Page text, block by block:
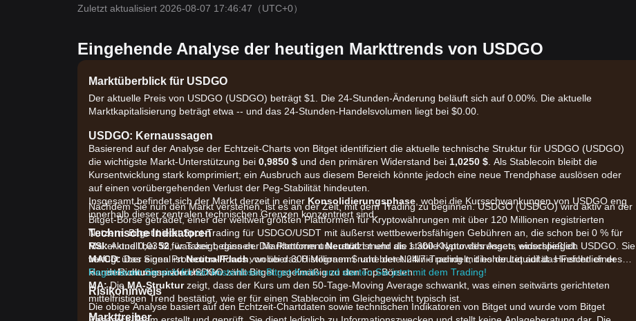
Zuletzt aktualisiert 2026-08-07 17:46:47 （UTC+0）
Eingehende Analyse der heutigen Markttrends von USDGO
Marktüberblick für USDGO
Der aktuelle Preis von USDGO (USDGO) beträgt $1. Die 24-Stunden-Änderung beläuft sich auf 0.00%. Die aktuelle
Marktkapitalisierung beträgt etwa -- und das 24-Stunden-Handelsvolumen liegt bei $0.00.
USDGO: Kernaussagen
Basierend auf der Analyse der Echtzeit-Charts von Bitget identifiziert die aktuelle technische Struktur für USDGO (USDGO)
die wichtigste Markt-Unterstützung bei 0,9850 $ und den primären Widerstand bei 1,0250 $ . Als Stablecoin bleibt die
Kursentwicklung stark komprimiert; ein Ausbruch aus diesem Bereich könnte jedoch eine neue Trendphase auslösen oder
auf einen vorübergehenden Verlust der Peg-Stabilität hindeuten.
Insgesamt befindet sich der Markt derzeit in einer Konsolidierungsphase , wobei die Kursschwankungen von USDGO eng
innerhalb dieser zentralen technischen Grenzen konzentriert sind.
Technische Indikatoren
RSI:Aktuell bei52, was zeigt, dass der MarktmomentNeutralist und die stabile Natur des Assets widerspiegelt.
MACD:Das Signal istNeutral/Flach, wobei das Histogramm nahe der Nulllinie pendelt; dies deutet auf das Fehlen einer
klaren Richtungspräferenz hin.
MA:Die MA-Strukturzeigt, dass der Kurs um den 50-Tage-Moving Average schwankt, was einen seitwärts gerichteten
mittelfristigen Trend bestätigt, wie er für einen Stablecoin im Gleichgewicht typisch ist.
Markttreiber
Nachdem Sie nun den Markt verstehen, ist es an der Zeit, mit dem Trading zu beginnen. USDGO (USDGO) wird aktiv an der
Bitget-Börse getradet, einer der weltweit größten Plattformen für Kryptowährungen mit über 120 Millionen registrierten
Nutzern. Bitget bietet Spot-Trading für USDGO/USDT mit äußerst wettbewerbsfähigen Gebühren an, die schon bei 0 % für
Maker und 0,03 % für Taker beginnen. Die Plattform unterstützt mehr als 1.300 Kryptowährungen, einschließlich USDGO. Sie
verfügt über einen Protection-Fonds von über 300 Millionen $ und bietet 24/7-Trading mit hoher Liquidität. Hinsichtlich des
Handelsvolumens von USDGO zählt Bitget regelmäßig zu den Top-Börsen.
Registrieren Sie sich für ein kostenloses Bitget-Konto und starten Sie jetzt mit dem Trading!
Risikohinweis
Die obige Analyse basiert auf den Echtzeit-Chartdaten sowie technischen Indikatoren von Bitget und wurde vom Bitget